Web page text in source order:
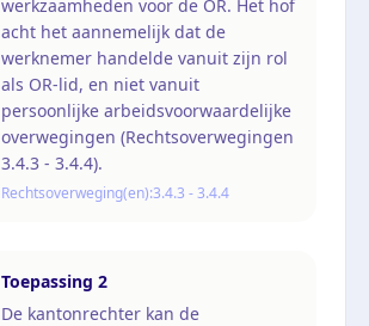
werkzaamheden voor de OR. Het hof
acht het aannemelijk dat de
werknemer handelde vanuit zijn rol
als OR-lid, en niet vanuit
persoonlijke arbeidsvoorwaardelijke
overwegingen (Rechtsoverwegingen
3.4.3 - 3.4.4).
Rechtsoverweging(en):3.4.3 - 3.4.4
Toepassing 2
De kantonrechter kan de